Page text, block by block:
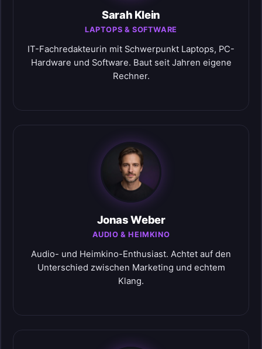
Sarah Klein
LAPTOPS & SOFTWARE
IT-Fachredakteurin mit Schwerpunkt Laptops, PC-
Hardware und Software. Baut seit Jahren eigene
Rechner.
Jonas Weber
AUDIO & HEIMKINO
Audio- und Heimkino-Enthusiast. Achtet auf den
Unterschied zwischen Marketing und echtem
Klang.